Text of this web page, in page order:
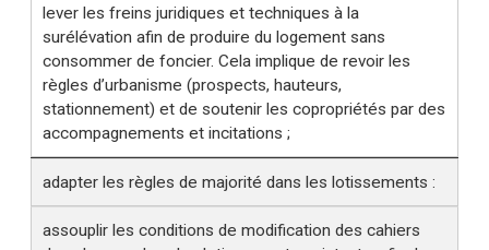
lever les freins juridiques et techniques à la
surélévation afin de produire du logement sans
consommer de foncier. Cela implique de revoir les
règles d’urbanisme (prospects, hauteurs,
stationnement) et de soutenir les copropriétés par des
accompagnements et incitations ;
adapter les règles de majorité dans les lotissements :
assouplir les conditions de modification des cahiers